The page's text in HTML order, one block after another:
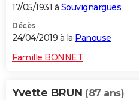
17/05/1931 à Souvignargues
Décès
24/04/2019 à la Panouse
Famille BONNET
Yvette BRUN (87 ans)